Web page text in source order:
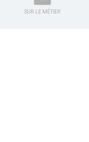
SUR LE MÉTIER